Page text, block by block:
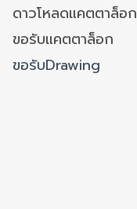
ดาวโหลดแคตตาล็อก
ขอรับแคตตาล็อก
ขอรับDrawing